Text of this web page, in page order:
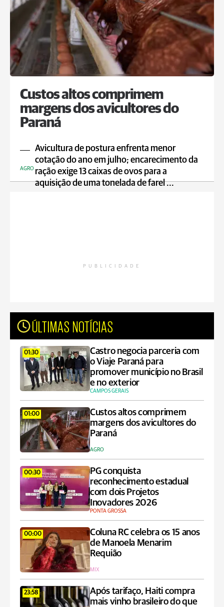
Custos altos comprimem
margens dos avicultores do
Paraná
Avicultura de postura enfrenta menor
cotação do ano em julho; encarecimento da
ração exige 13 caixas de ovos para a
aquisição de uma tonelada de farel ...
AGRO
PUBLICIDADE
ÚLTIMAS NOTÍCIAS
01:30
Castro negocia parceria com
o Viaje Paraná para
promover município no Brasil
e no exterior
CAMPOS GERAIS
01:00
Custos altos comprimem
margens dos avicultores do
Paraná
AGRO
00:30
PG conquista
reconhecimento estadual
com dois Projetos
Inovadores 2026
PONTA GROSSA
00:00
Coluna RC celebra os 15 anos
de Manoela Menarim
Requião
MIX
23:58
Após tarifaço, Haiti compra
mais vinho brasileiro do que